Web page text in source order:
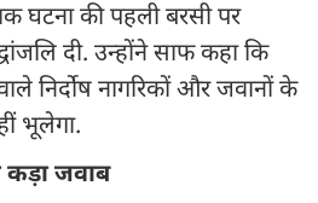
घटना की पहली बरसी पर
दी. उन्होंने साफ कहा कि
निर्दोष नागरिकों और जवानों के
भूलेगा.
जवाब